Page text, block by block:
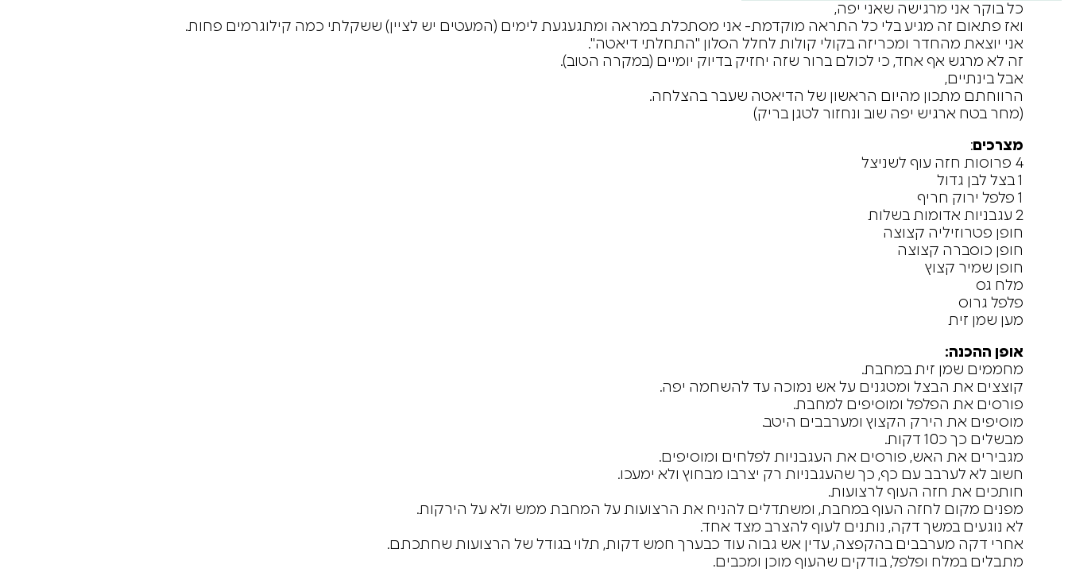
כל בוקר אני מרגישה שאני יפה,
ואז פתאום זה מגיע בלי כל התראה מוקדמת- אני מסתכלת במראה ומתגעגעת לימים (המעטים יש לציין) ששקלתי כמה קילוגרמים פחות.
אני יוצאת מהחדר ומכריזה בקולי קולות לחלל הסלון "התחלתי דיאטה".
זה לא מרגש אף אחד, כי לכולם ברור שזה יחזיק בדיוק יומיים (במקרה הטוב).
אבל בינתיים,
הרווחתם מתכון מהיום הראשון של הדיאטה שעבר בהצלחה.
(מחר בטח ארגיש יפה שוב ונחזור לטגן בריק)
מצרכים:
4 פרוסות חזה עוף לשניצל
1 בצל לבן גדול
1 פלפל ירוק חריף
2 עגבניות אדומות בשלות
חופן פטרוזיליה קצוצה
חופן כוסברה קצוצה
חופן שמיר קצוץ
מלח גס
פלפל גרוס
מען שמן זית
אופן ההכנה:
מחממים שמן זית במחבת.
קוצצים את הבצל ומטגנים על אש נמוכה עד להשחמה יפה.
פורסים את הפלפל ומוסיפים למחבת.
מוסיפים את הירק הקצוץ ומערבבים היטב.
מבשלים כך כ10 דקות.
מגבירים את האש, פורסים את העגבניות לפלחים ומוסיפים.
חשוב לא לערבב עם כף, כך שהעגבניות רק יצרבו מבחוץ ולא ימעכו.
חותכים את חזה העוף לרצועות.
מפנים מקום לחזה העוף במחבת, ומשתדלים להניח את הרצועות על המחבת ממש ולא על הירקות.
לא נוגעים במשך דקה, נותנים לעוף להצרב מצד אחד.
אחרי דקה מערבבים בהקפצה, עדין אש גבוה עוד כבערך חמש דקות, תלוי בגודל של הרצועות שחתכתם.
מתבלים במלח ופלפל, בודקים שהעוף מוכן ומכבים.